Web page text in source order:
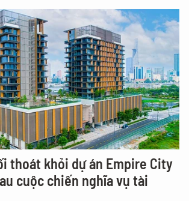
thoát khỏi dự án Empire City
cuộc chiến nghĩa vụ tài